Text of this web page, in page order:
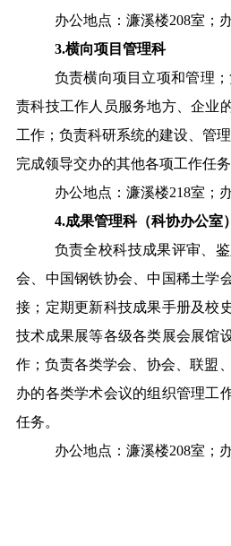
办公地点：濂溪楼208室；
3.横向项目管理科
负责横向项目立项和管理
责科技工作人员服务地方、企业
工作；负责科研系统的建设、管理
完成领导交办的其他各项工作任务
办公地点：濂溪楼218室；
4.成果管理科（科协办公室
负责全校科技成果评审、
会、中国钢铁协会、中国稀土学
接；定期更新科技成果手册及校
技术成果展等各级各类展会展馆
作；负责各类学会、协会、联盟
办的各类学术会议的组织管理工
任务。
办公地点：濂溪楼208室；